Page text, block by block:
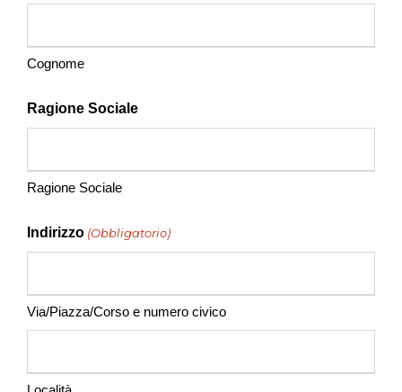
Cognome
Ragione Sociale
Ragione Sociale
Indirizzo (Obbligatorio)
Via/Piazza/Corso e numero civico